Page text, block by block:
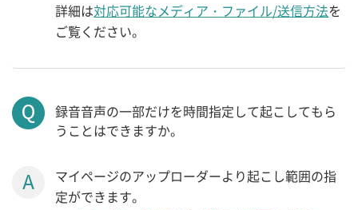
詳細は対応可能なメディア・ファイル/送信方法を
ご覧ください。
録音音声の一部だけを時間指定して起こしてもら
うことはできますか。
マイページのアップローダーより起こし範囲の指
定ができます。